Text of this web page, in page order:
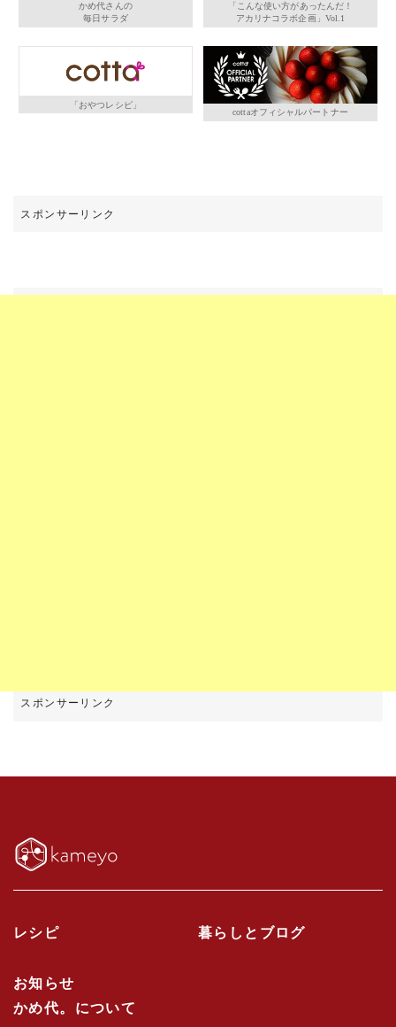
かめ代さんの
毎日サラダ
「こんな使い方があったんだ！
アカリナコラボ企画」Vol.1
「おやつレシピ」
cottaオフィシャルパートナー
レシピ 暮らしとブログ
お知らせ
かめ代。について